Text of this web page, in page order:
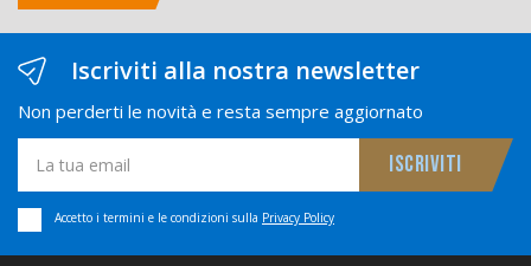
Iscriviti alla nostra newsletter
Non perderti le novità e resta sempre aggiornato
Accetto i termini e le condizioni sulla Privacy Policy